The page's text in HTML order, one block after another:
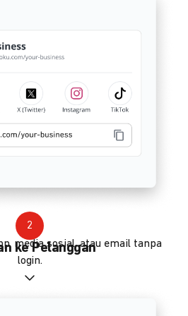
2
ke Pelanggan
media sosial, atau email tanpa
login.